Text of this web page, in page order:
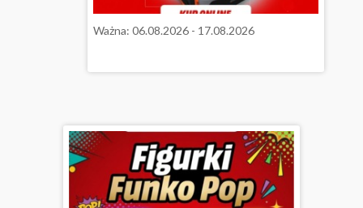
Ważna: 06.08.2026 - 17.08.2026